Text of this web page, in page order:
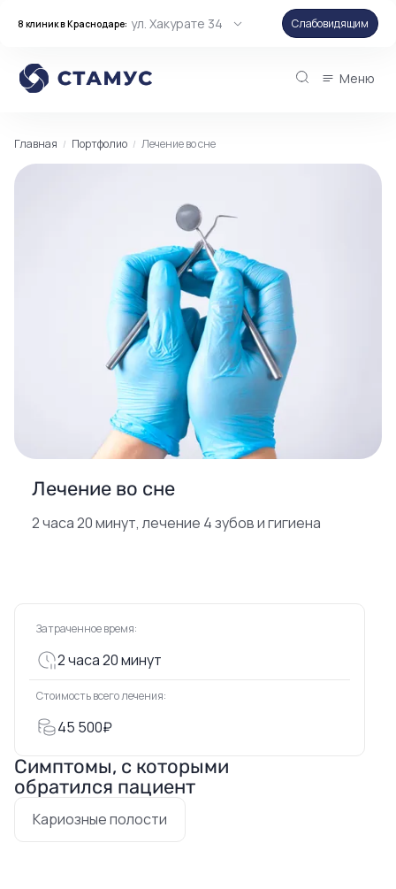
8 клиник в Краснодаре: ул. Хакурате 34 Слабовидящим
Меню
Главная Портфолио Лечение во сне
Лечение во сне
2 часа 20 минут, лечение 4 зубов и гигиена
Затраченное время:
2 часа 20 минут
Стоимость всего лечения:
45 500₽
Симптомы, с которыми
обратился пациент
Кариозные полости